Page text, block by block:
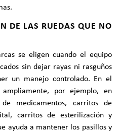
DE LAS RUEDAS QUE NO
se eligen cuando el equipo
sin dejar rayas ni rasguños
un manejo controlado. En el
por ejemplo, en
medicamentos, carritos de
carritos de esterilización y
ayuda a mantener los pasillos y